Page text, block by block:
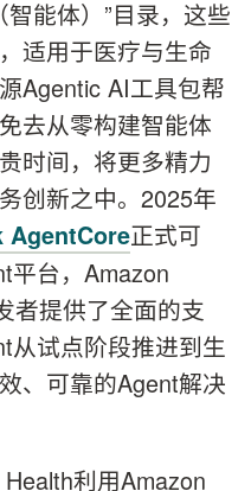
能体）”目录，这些
适用于医疗与生命
Agentic AI工具包帮
去从零构建智能体
时间，将更多精力
创新之中。2025年
AgentCore正式可
平台，Amazon
者提供了全面的支
从试点阶段推进到生
、可靠的Agent解决
利用Amazon